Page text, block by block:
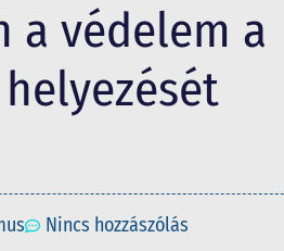
a védelem a
Nincs hozzászólás